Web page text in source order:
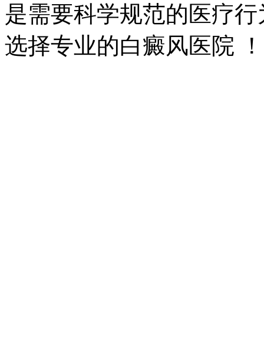
是需要科学规范的医疗
选择专业的白癜风医院 ！